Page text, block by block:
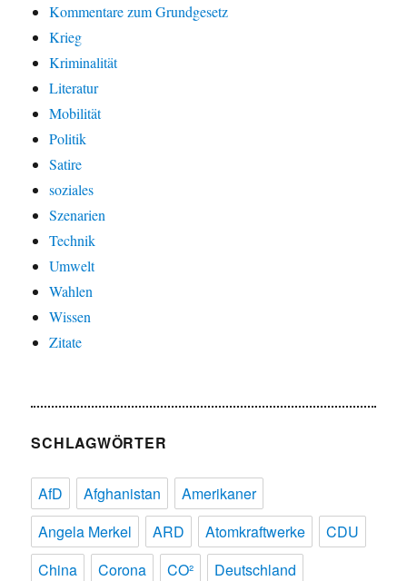
Kommentare zum Grundgesetz
Krieg
Kriminalität
Literatur
Mobilität
Politik
Satire
soziales
Szenarien
Technik
Umwelt
Wahlen
Wissen
Zitate
SCHLAGWÖRTER
AfD Afghanistan
Amerikaner
Angela Merkel
ARD Atomkraftwerke
CDU
China
Corona CO²
Deutschland